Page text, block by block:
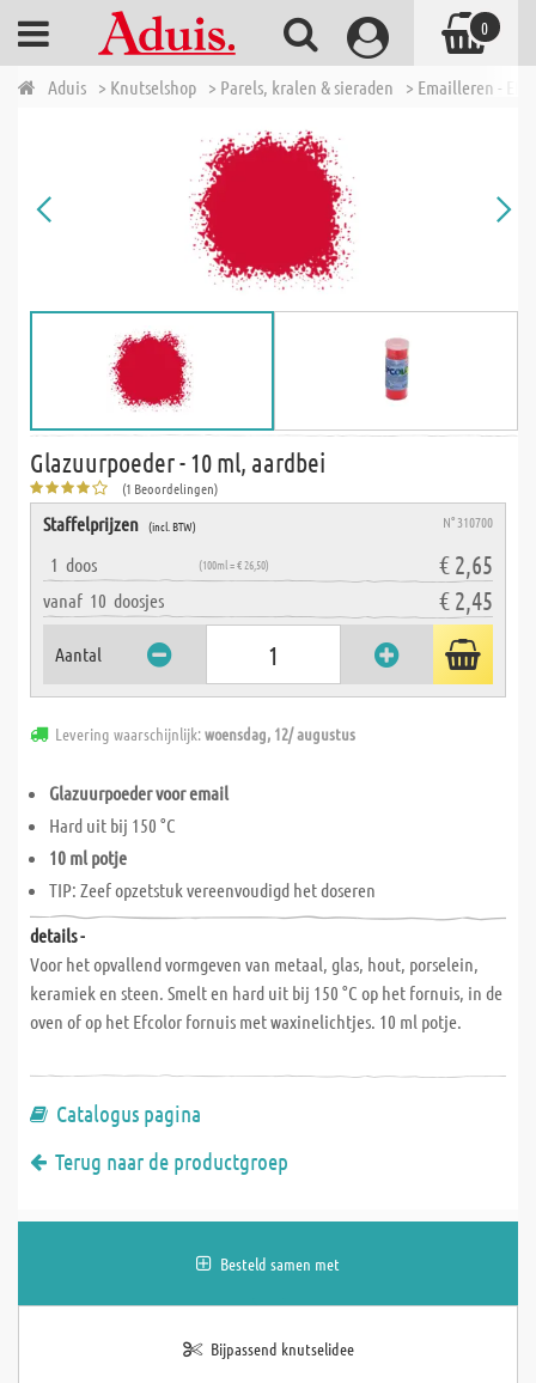
Aduis > Knutselshop > Parels, kralen & sieraden > Emailleren -
Glazuurpoeder - 10 ml, aardbei
(1 Beoordelingen)
Staffelprijzen (incl. BTW) N° 310700
1 doos (100ml = € 26,50) € 2,65
vanaf 10 doosjes € 2,45
Aantal
Levering waarschijnlijk:woensdag, 12/ augustus
Glazuurpoeder voor email
Hard uit bij 150 °C
10 ml potje
TIP: Zeef opzetstuk vereenvoudigd het doseren
details -
Voor het opvallend vormgeven van metaal, glas, hout, porselein,
keramiek en steen. Smelt en hard uit bij 150 °C op het fornuis, in de
oven of op het Efcolor fornuis met waxinelichtjes. 10 ml potje.
Catalogus pagina
Terug naar de productgroep
Besteld samen met
Bijpassend knutselidee
0